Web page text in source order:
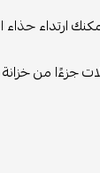
ارتداء حذاء
فلات جزءًا من